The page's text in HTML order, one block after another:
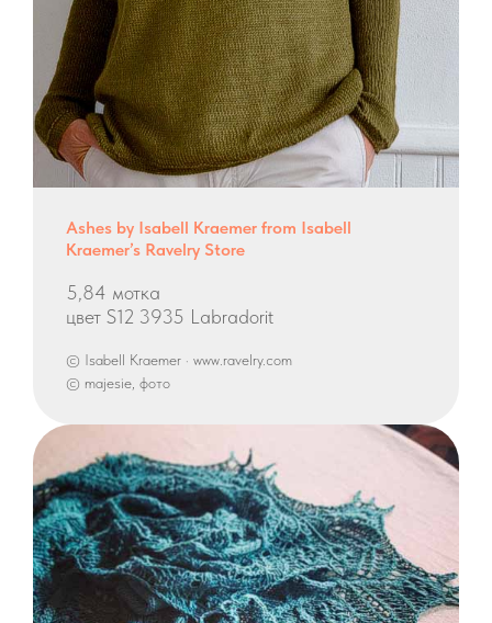
Ashes by Isabell Kraemer from Isabell
Kraemer’s Ravelry Store
5,84 мотка
цвет S12 3935 Labradorit
© Isabell Kraemer · www.ravelry.com
© majesie, фото